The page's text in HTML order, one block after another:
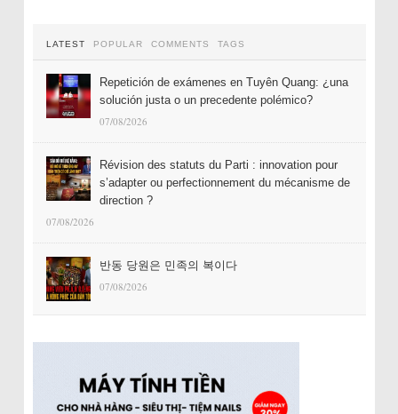
LATEST POPULAR COMMENTS TAGS
Repetición de exámenes en Tuyên Quang: ¿una
solución justa o un precedente polémico?
07/08/2026
Révision des statuts du Parti : innovation pour
s’adapter ou perfectionnement du mécanisme de
direction ?
07/08/2026
반동 당원은 민족의 복이다
07/08/2026